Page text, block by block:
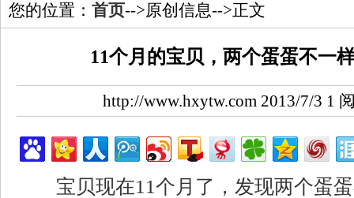
您的位置： 首页-->原创信息-->正文
11个月的宝贝，两个蛋蛋不一
http://www.hxytw.com 2013/7/3 1
宝贝现在11个月了，发现两个蛋蛋